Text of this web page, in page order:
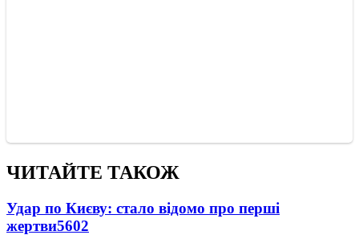
ЧИТАЙТЕ ТАКОЖ
Удар по Києву: стало відомо про перші
жертви5602